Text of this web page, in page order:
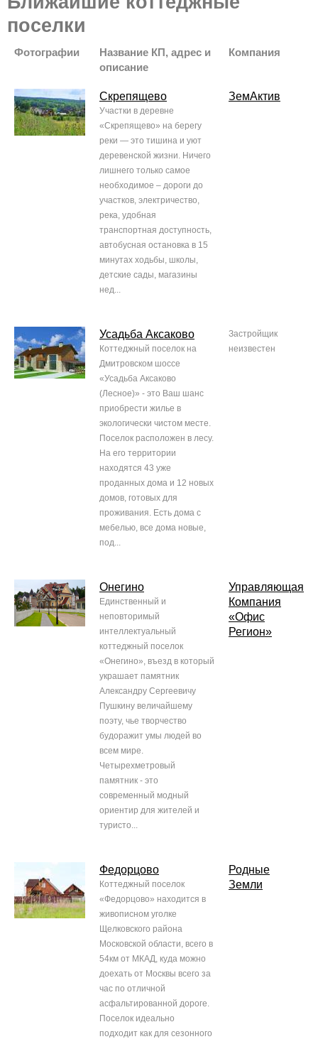
поселки
Фотографии
Название КП, адрес и
описание
Компания
Скрепящево
Участки в деревне
«Скрепящево» на берегу
реки — это тишина и уют
деревенской жизни. Ничего
лишнего только самое
необходимое – дороги до
участков, электричество,
река, удобная
транспортная доступность,
автобусная остановка в 15
минутах ходьбы, школы,
детские сады, магазины
нед...
ЗемАктив
Усадьба Аксаково
Коттеджный поселок на
Дмитровском шоссе
«Усадьба Аксаково
(Лесное)» - это Ваш шанс
приобрести жилье в
экологически чистом месте.
Поселок расположен в лесу.
На его территории
находятся 43 уже
проданных дома и 12 новых
домов, готовых для
проживания. Есть дома с
мебелью, все дома новые,
под...
Застройщик
неизвестен
Онегино
Единственный и
неповторимый
интеллектуальный
коттеджный поселок
«Онегино», въезд в который
украшает памятник
Александру Сергеевичу
Пушкину величайшему
поэту, чье творчество
будоражит умы людей во
всем мире.
Четырехметровый
памятник - это
современный модный
ориентир для жителей и
туристо...
Управляющая
Компания
«Офис
Регион»
Федорцово
Коттеджный поселок
«Федорцово» находится в
живописном уголке
Щелковского района
Московской области, всего в
54км от МКАД, куда можно
доехать от Москвы всего за
час по отличной
асфальтированной дороге.
Поселок идеально
подходит как для сезонного
Родные
Земли